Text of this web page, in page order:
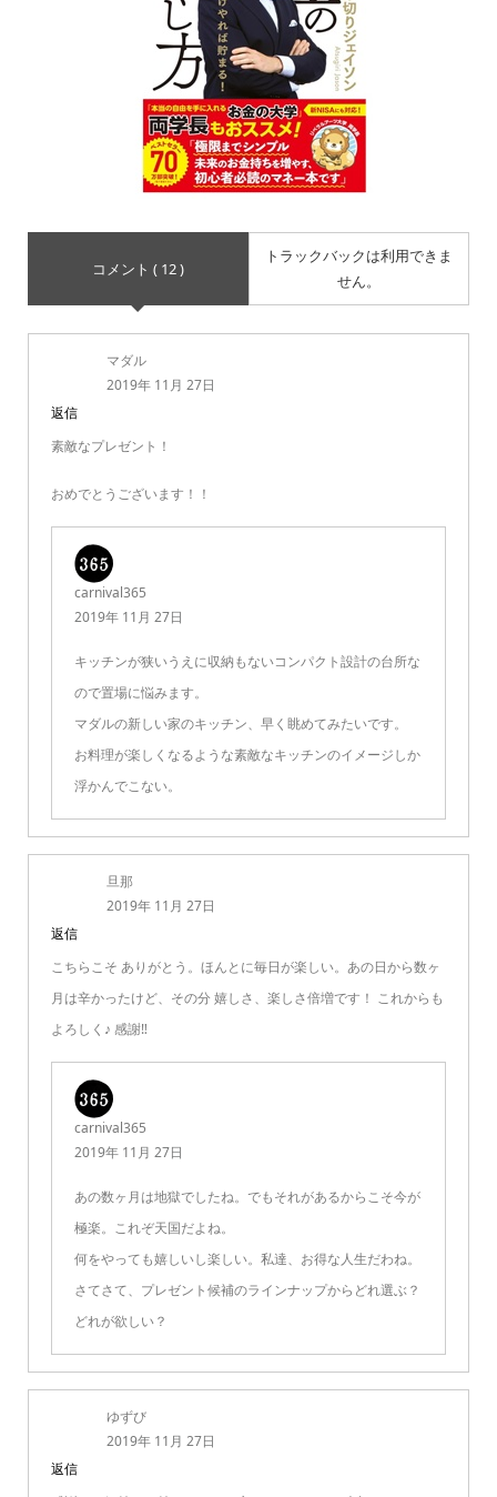
コメント ( 12 )
トラックバックは利用できま
せん。
マダル
2019年 11月 27日
返信
素敵なプレゼント！
おめでとうございます！！
carnival365
2019年 11月 27日
キッチンが狭いうえに収納もないコンパクト設計の台所な
ので置場に悩みます。
マダルの新しい家のキッチン、早く眺めてみたいです。
お料理が楽しくなるような素敵なキッチンのイメージしか
浮かんでこない。
旦那
2019年 11月 27日
返信
こちらこそ ありがとう。ほんとに毎日が楽しい。あの日から数ヶ
月は辛かったけど、その分 嬉しさ、楽しさ倍増です！ これからも
よろしく♪ 感謝‼️
carnival365
2019年 11月 27日
あの数ヶ月は地獄でしたね。でもそれがあるからこそ今が
極楽。これぞ天国だよね。
何をやっても嬉しいし楽しい。私達、お得な人生だわね。
さてさて、プレゼント候補のラインナップからどれ選ぶ？
どれが欲しい？
ゆずび
2019年 11月 27日
返信